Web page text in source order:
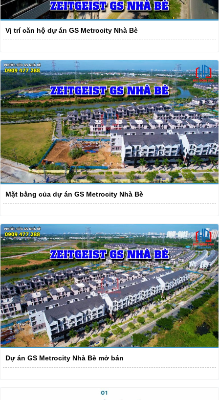
Vị trí căn hộ dự án GS Metrocity Nhà Bè
Mặt bằng của dự án GS Metrocity Nhà Bè
Dự án GS Metrocity Nhà Bè mở bán